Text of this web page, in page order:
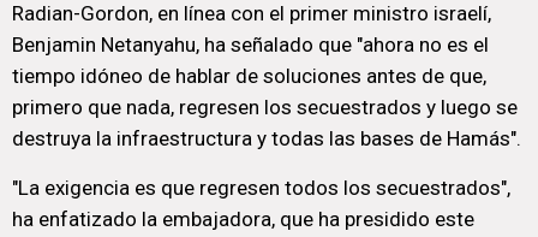
Radian-Gordon, en línea con el primer ministro israelí,
Benjamin Netanyahu, ha señalado que "ahora no es el
tiempo idóneo de hablar de soluciones antes de que,
primero que nada, regresen los secuestrados y luego se
destruya la infraestructura y todas las bases de Hamás".
"La exigencia es que regresen todos los secuestrados",
ha enfatizado la embajadora, que ha presidido este